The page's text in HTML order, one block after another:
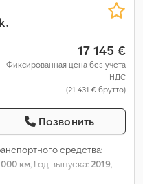
17 145 €
Фиксированная цена без учета
НДС
(21 431 € брутто)
Позвонить
средства:
000 км, Год выпуска:2019,